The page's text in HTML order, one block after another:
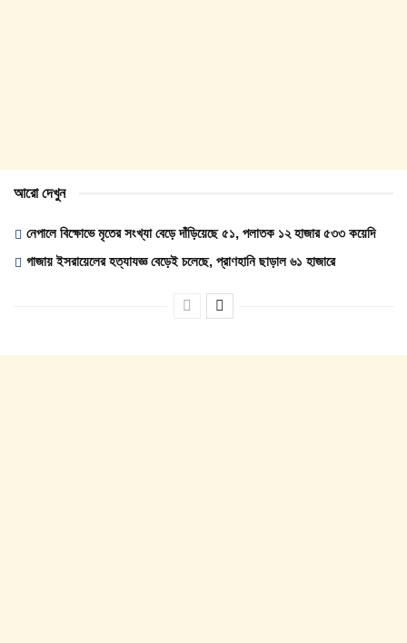
আরো দেখুন
নেপালে বিক্ষোভে মৃতের সংখ্যা বেড়ে দাঁড়িয়েছে ৫১, পলাতক ১২ হাজার ৫৩৩ কয়েদি
গাজায় ইসরায়েলের হত্যাযজ্ঞ বেড়েই চলেছে, প্রাণহানি ছাড়াল ৬১ হাজারে